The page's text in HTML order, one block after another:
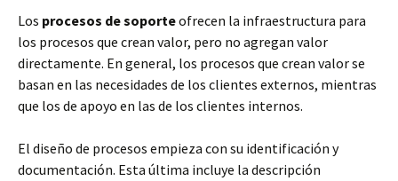
Los procesos de soporteofrecen la infraestructura para
los procesos que crean valor, pero no agregan valor
directamente. En general, los procesos que crean valor se
basan en las necesidades de los clientes externos, mientras
que los de apoyo en las de los clientes internos.
El diseño de procesos empieza con su identificación y
documentación. Esta última incluye la descripción